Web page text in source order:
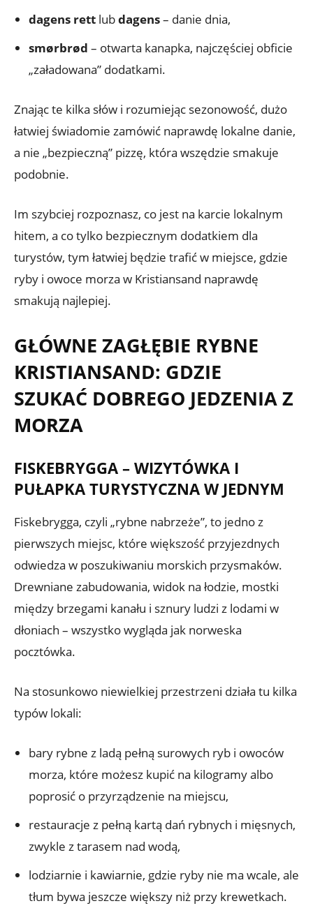
dagens rett lubdagens– danie dnia,
smørbrød – otwarta kanapka, najczęściej obficie
„załadowana” dodatkami.
Znając te kilka słów i rozumiejąc sezonowość, dużo
łatwiej świadomie zamówić naprawdę lokalne danie,
a nie „bezpieczną” pizzę, która wszędzie smakuje
podobnie.
Im szybciej rozpoznasz, co jest na karcie lokalnym
hitem, a co tylko bezpiecznym dodatkiem dla
turystów, tym łatwiej będzie trafić w miejsce, gdzie
ryby i owoce morza w Kristiansand naprawdę
smakują najlepiej.
GŁÓWNE ZAGŁĘBIE RYBNE
KRISTIANSAND: GDZIE
SZUKAĆ DOBREGO JEDZENIA Z
MORZA
FISKEBRYGGA – WIZYTÓWKA I
PUŁAPKA TURYSTYCZNA W JEDNYM
Fiskebrygga, czyli „rybne nabrzeże”, to jedno z
pierwszych miejsc, które większość przyjezdnych
odwiedza w poszukiwaniu morskich przysmaków.
Drewniane zabudowania, widok na łodzie, mostki
między brzegami kanału i sznury ludzi z lodami w
dłoniach – wszystko wygląda jak norweska
pocztówka.
Na stosunkowo niewielkiej przestrzeni działa tu kilka
typów lokali:
bary rybne z ladą pełną surowych ryb i owoców
morza, które możesz kupić na kilogramy albo
poprosić o przyrządzenie na miejscu,
restauracje z pełną kartą dań rybnych i mięsnych,
zwykle z tarasem nad wodą,
lodziarnie i kawiarnie, gdzie ryby nie ma wcale, ale
tłum bywa jeszcze większy niż przy krewetkach.